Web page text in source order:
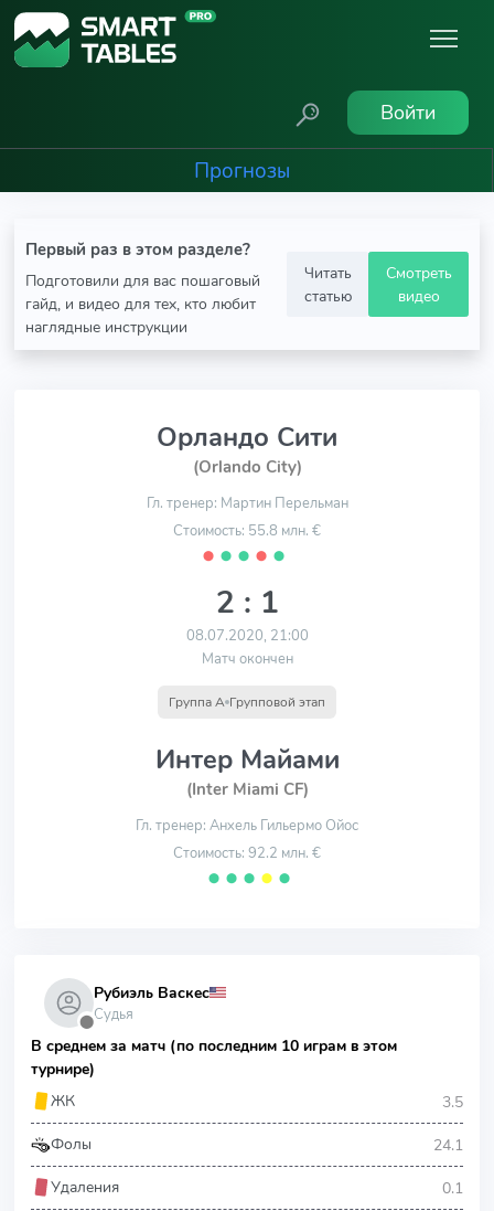
Войти
Прогнозы
Первый раз в этом разделе?
Подготовили для вас пошаговый
гайд, и видео для тех, кто любит
наглядные инструкции
Читать
статью
Смотреть
видео
Орландо Сити
(Orlando City)
Гл. тренер: Мартин Перельман
Стоимость: 55.8 млн. €
⬤ ⬤ ⬤ ⬤ ⬤
2 : 1
08.07.2020, 21:00
Матч окончен
Группа A Групповой этап
Интер Майами
(Inter Miami CF)
Гл. тренер: Анхель Гильермо Ойос
Стоимость: 92.2 млн. €
⬤ ⬤ ⬤ ⬤ ⬤
⬤
Рубиэль Васкес
Судья
В среднем за матч (по последним 10 играм в этом
турнире)
ЖК
3.5
Фолы 24.1
Удаления 0.1